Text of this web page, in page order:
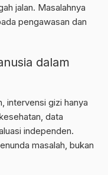
jalan. Masalahnya
pengawasan dan
dalam
intervensi gizi hanya
data
independen.
masalah, bukan